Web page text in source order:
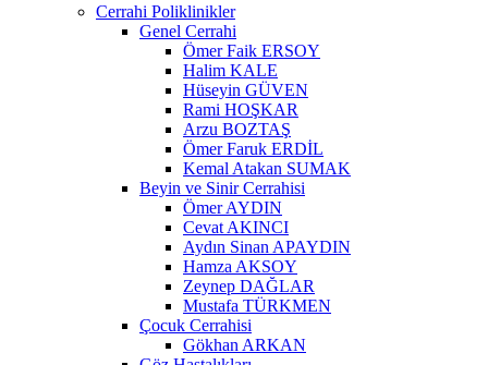
Cerrahi Poliklinikler
Genel Cerrahi
Ömer Faik ERSOY
Halim KALE
Hüseyin GÜVEN
Rami HOŞKAR
Arzu BOZTAŞ
Ömer Faruk ERDİL
Kemal Atakan SUMAK
Beyin ve Sinir Cerrahisi
Ömer AYDIN
Cevat AKINCI
Aydın Sinan APAYDIN
Hamza AKSOY
Zeynep DAĞLAR
Mustafa TÜRKMEN
Çocuk Cerrahisi
Gökhan ARKAN